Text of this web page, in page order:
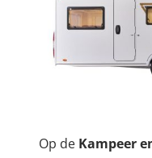
Op de Kampeer